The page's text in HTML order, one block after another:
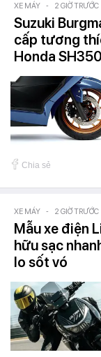
XE MÁY - 2 GIỜ TRƯỚC
Suzuki
cấp tương
Honda
Chia sẻ
XE MÁY - 2 GIỜ TRƯỚC
Mẫu xe điện
hữu sạc
lo sốt vó